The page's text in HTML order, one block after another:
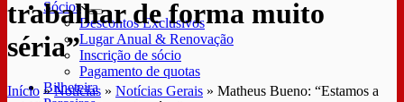
Sócios
Descontos Exclusivos
Lugar Anual & Renovação
Inscrição de sócio
Pagamento de quotas
Bilheteira
trabalhar de forma muito
séria”
Início »Notícias » Notícias Gerais » Matheus Bueno: “Estamos a